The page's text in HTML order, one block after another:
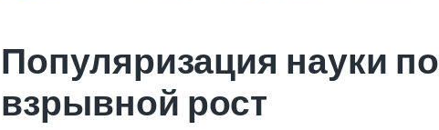
Популяризация науки
взрывной рост